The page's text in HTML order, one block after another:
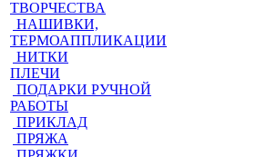
ТВОРЧЕСТВА
НАШИВКИ,
ТЕРМОАППЛИКАЦИИ
НИТКИ
ПЛЕЧИ
ПОДАРКИ РУЧНОЙ
РАБОТЫ
ПРИКЛАД
ПРЯЖА